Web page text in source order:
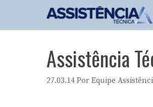
Assistência
27.03.14 Por Equipe